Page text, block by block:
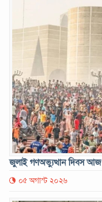
জুলাই গণঅভ্যুত্থান দিবস আজ
০৫ অগাস্ট ২০২৬